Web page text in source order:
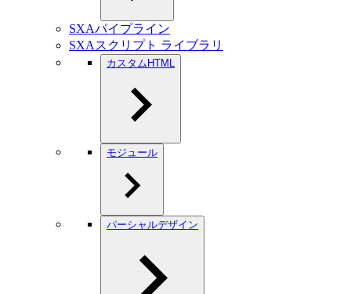
SXAパイプライン
SXAスクリプト ライブラリ
カスタムHTML
モジュール
パーシャルデザイン